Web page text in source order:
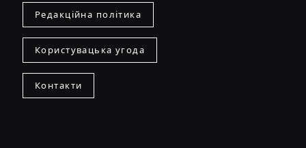
Редакційна політика
Користувацька угода
Контакти